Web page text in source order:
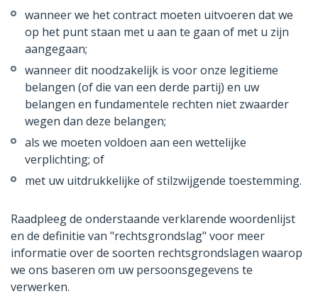
wanneer we het contract moeten uitvoeren dat we
op het punt staan met u aan te gaan of met u zijn
aangegaan;
wanneer dit noodzakelijk is voor onze legitieme
belangen (of die van een derde partij) en uw
belangen en fundamentele rechten niet zwaarder
wegen dan deze belangen;
als we moeten voldoen aan een wettelijke
verplichting; of
met uw uitdrukkelijke of stilzwijgende toestemming.
Raadpleeg de onderstaande verklarende woordenlijst
en de definitie van "rechtsgrondslag" voor meer
informatie over de soorten rechtsgrondslagen waarop
we ons baseren om uw persoonsgegevens te
verwerken.